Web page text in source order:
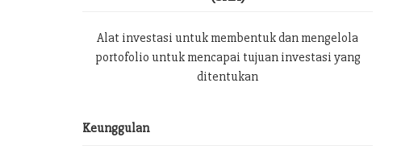
Alat investasi untuk membentuk dan mengelola
portofolio untuk mencapai tujuan investasi yang
ditentukan
Keunggulan